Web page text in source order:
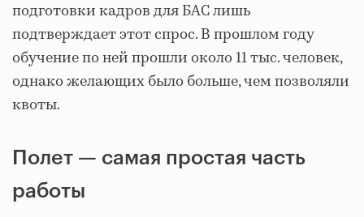
подготовки кадров для БАС лишь
подтверждает этот спрос. В прошлом году
обучение по ней прошли около 11 тыс. человек,
однако желающих было больше, чем позволяли
квоты.
Полет — самая простая часть
работы